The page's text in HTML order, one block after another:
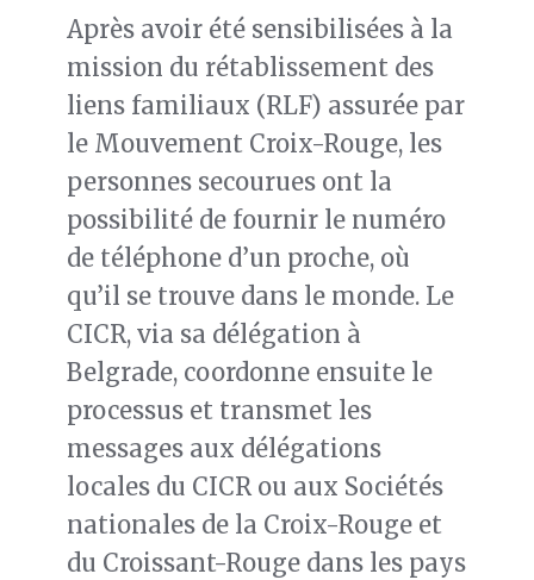
Après avoir été sensibilisées à la
mission du rétablissement des
liens familiaux (RLF) assurée par
le Mouvement Croix-Rouge, les
personnes secourues ont la
possibilité de fournir le numéro
de téléphone d’un proche, où
qu’il se trouve dans le monde. Le
CICR, via sa délégation à
Belgrade, coordonne ensuite le
processus et transmet les
messages aux délégations
locales du CICR ou aux Sociétés
nationales de la Croix-Rouge et
du Croissant-Rouge dans les pays